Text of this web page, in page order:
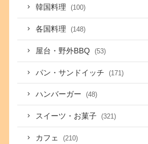
韓国料理 (100)
各国料理 (148)
屋台・野外BBQ (53)
パン・サンドイッチ (171)
ハンバーガー (48)
スイーツ・お菓子 (321)
カフェ (210)